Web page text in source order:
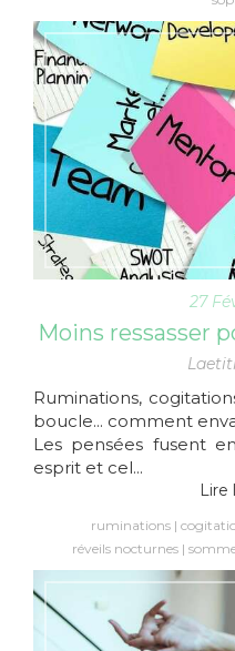
27
Moins ressasser
Ruminations,
boucle... comment
Les pensées fusent
esprit et cel...
Lire
ruminations
réveils nocturnes